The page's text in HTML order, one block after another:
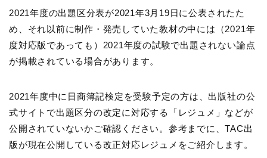
2021年度の出題区分表が2021年3月19日に公表されたた
め、それ以前に制作・発売していた教材の中には（2021年
度対応版であっても） 2021年度の試験で出題されない論点
が掲載されている場合があります。
2021年度中に日商簿記検定を受験予定の方は、出版社の公
式サイトで出題区分の改定に対応する「レジュメ」などが
公開されていないかご確認ください。参考までに、TAC出
版が現在公開している改正対応レジュメをご紹介します。